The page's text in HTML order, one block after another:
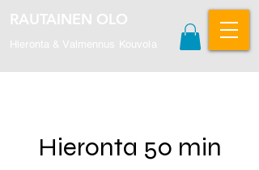
RAUTAINEN OLO
Hieronta & Valmennus Kouvola
Hieronta 50 min